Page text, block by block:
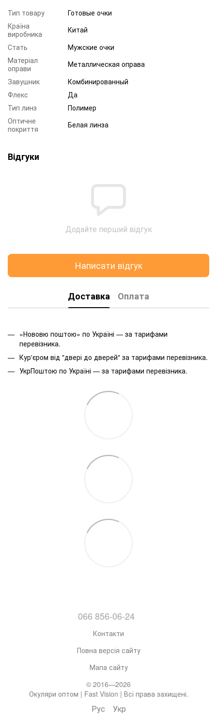
Тип товару
Готовые очки
Країна
виробника
Китай
Стать
Мужские очки
Матеріал
оправи
Металлическая оправа
Завушник
Комбинированный
Флекс
Да
Тип линз
Полимер
Оптичне
покриття
Белая линза
Відгуки
Додайте перший відгук
Написати відгук
Доставка Оплата
«Нововю поштою» по Україні — за тарифами
перевізника.
Кур'єром від "двері до дверей" за тарифами перевізника.
УкрПоштою по Україні — за тарифами перевізника.
066 856-06-24
Контакти
Повна версія сайту
Мапа сайту
© 2016—2026
Окуляри оптом | Fast Vision | Всі права захищені.
Рус Укр